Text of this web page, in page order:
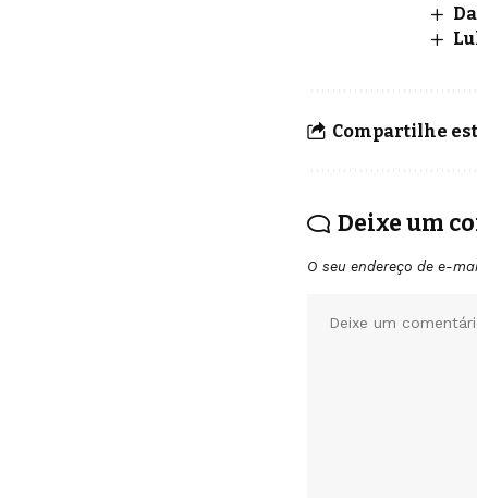
Compartilhe
Deixe um
O seu endereço de e-